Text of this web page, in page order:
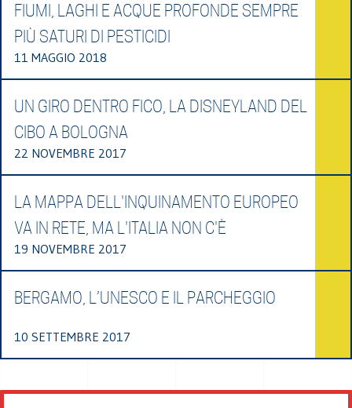
FIUMI, LAGHI E ACQUE PROFONDE SEMPRE
PIÙ SATURI DI PESTICIDI
11 MAGGIO 2018
UN GIRO DENTRO FICO, LA DISNEYLAND DEL
CIBO A BOLOGNA
22 NOVEMBRE 2017
LA MAPPA DELL'INQUINAMENTO EUROPEO
VA IN RETE, MA L'ITALIA NON C'È
19 NOVEMBRE 2017
BERGAMO, L’UNESCO E IL PARCHEGGIO
10 SETTEMBRE 2017